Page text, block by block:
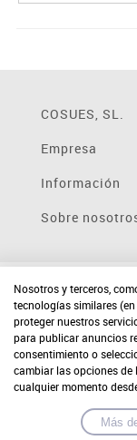
COSUES, SL.
Empresa
Información
Sobre
Nosotros y terceros,
tecnologías similares
proteger nuestros
para publicar anuncios
consentimiento o
cambiar las opciones de
cualquier momento
Más